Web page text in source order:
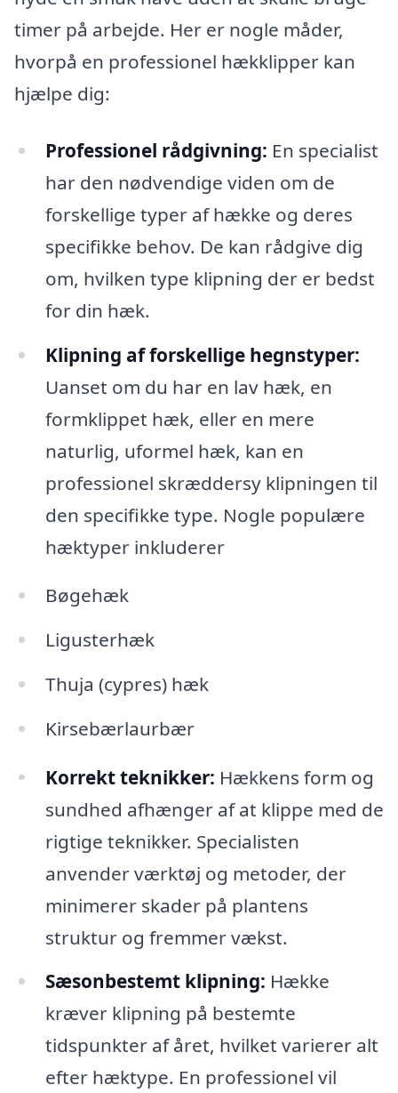
timer på arbejde. Her er nogle måder,
hvorpå en professionel hækklipper kan
hjælpe dig:
Professionel rådgivning: En specialist
har den nødvendige viden om de
forskellige typer af hække og deres
specifikke behov. De kan rådgive dig
om, hvilken type klipning der er bedst
for din hæk.
Klipning af forskellige hegnstyper:
Uanset om du har en lav hæk, en
formklippet hæk, eller en mere
naturlig, uformel hæk, kan en
professionel skræddersy klipningen til
den specifikke type. Nogle populære
hæktyper inkluderer
Bøgehæk
Ligusterhæk
Thuja (cypres) hæk
Kirsebærlaurbær
Korrekt teknikker: Hækkens form og
sundhed afhænger af at klippe med de
rigtige teknikker. Specialisten
anvender værktøj og metoder, der
minimerer skader på plantens
struktur og fremmer vækst.
Sæsonbestemt klipning: Hække
kræver klipning på bestemte
tidspunkter af året, hvilket varierer alt
efter hæktype. En professionel vil